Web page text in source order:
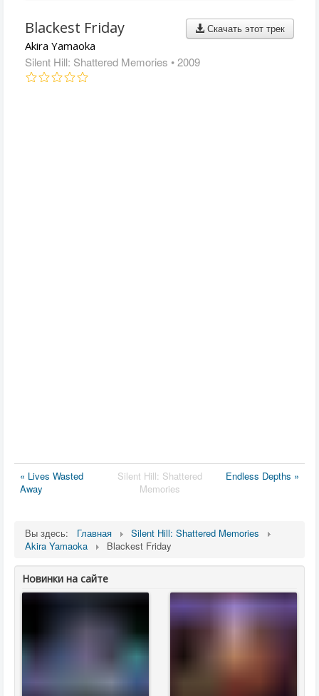
Скачать этот трек
Blackest Friday
Akira Yamaoka
Silent Hill: Shattered Memories • 2009
« Lives Wasted
Away
Silent Hill: Shattered
Memories
Endless Depths »
Вы здесь: Главная
Silent Hill: Shattered Memories
Akira Yamaoka
Blackest Friday
Новинки на сайте